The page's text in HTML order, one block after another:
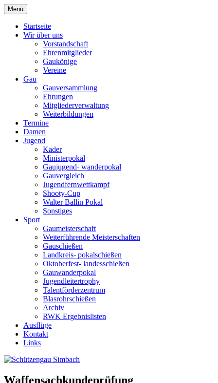
Zum
Inhalt
springen
Schützengau Simbach
Menü
Startseite
Wir über uns
Vorstandschaft
Ehrenmitglieder
Gaukönige
Vereine
Gau
Gauversammlung
Ehrungen
Mitgliederverwaltung
Weiterbildungen
Termine
Damen
Jugend
Kader
Ministerpokal
Gaujugend- wanderpokal
Gauvergleich
Jugendfernwettkampf
Shooty-Cup
Walter Ballin Pokal
Sonstiges
Sport
Gaumeisterschaft
Weiterführende Meisterschaften
Gauschießen
Landkreis- pokalschießen
Oktoberfest- landesschießen
Gauwanderpokal
Jugendleitertrophy
Talentförderzentrum
Blasrohrschießen
Archiv
RWK Ergebnislisten
Ausflüge
Kontakt
Links
Waffensachkundeprüfung